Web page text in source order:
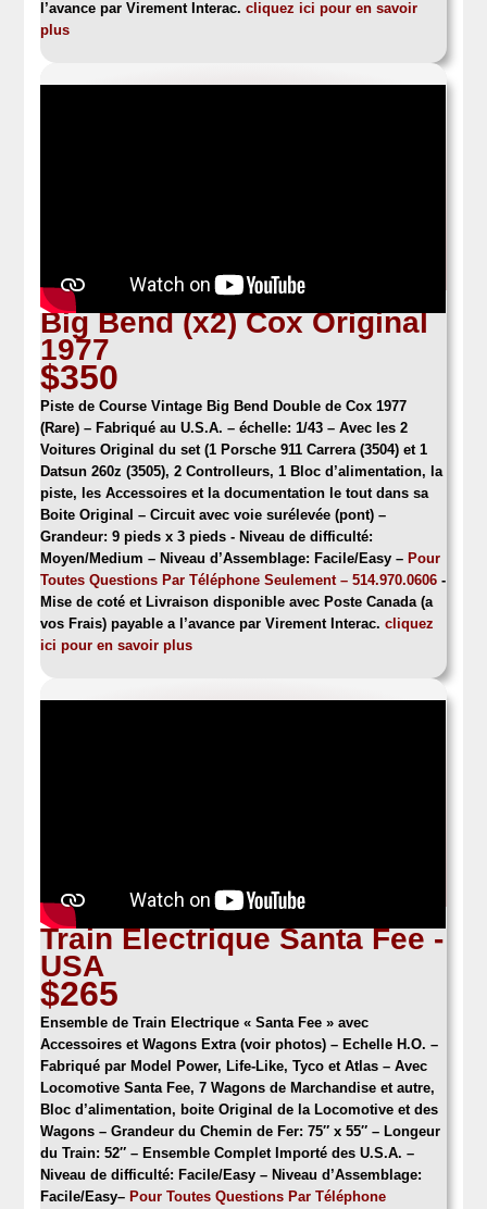
l’avance par Virement Interac.cliquez ici pour en savoir
plus
Big Bend (x2) Cox Original
1977
$350
Piste de Course Vintage Big Bend Double de Cox 1977
(Rare) – Fabriqué au U.S.A. – échelle: 1/43 – Avec les 2
Voitures Original du set (1 Porsche 911 Carrera (3504) et 1
Datsun 260z (3505), 2 Controlleurs, 1 Bloc d’alimentation, la
piste, les Accessoires et la documentation le tout dans sa
Boite Original – Circuit avec voie surélevée (pont) –
Grandeur: 9 pieds x 3 pieds - Niveau de difficulté:
Moyen/Medium – Niveau d’Assemblage: Facile/Easy – Pour
Toutes Questions Par Téléphone Seulement – 514.970.0606 -
Mise de coté et Livraison disponible avec Poste Canada (a
vos Frais) payable a l’avance par Virement Interac.cliquez
ici pour en savoir plus
Train Electrique Santa Fee -
USA
$265
Ensemble de Train Electrique « Santa Fee »avec
Accessoires et Wagons Extra (voir photos) – Echelle H.O. –
Fabriqué par Model Power, Life-Like, Tyco et Atlas – Avec
Locomotive Santa Fee, 7 Wagons de Marchandise et autre,
Bloc d’alimentation, boite Original de la Locomotive et des
Wagons – Grandeur du Chemin de Fer: 75″ x 55″ – Longeur
du Train: 52″ – Ensemble Complet Importé des U.S.A.–
Niveau de difficulté: Facile/Easy – Niveau d’Assemblage:
Facile/Easy– Pour Toutes Questions Par Téléphone